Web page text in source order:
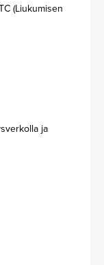
(Liukumisen
ja